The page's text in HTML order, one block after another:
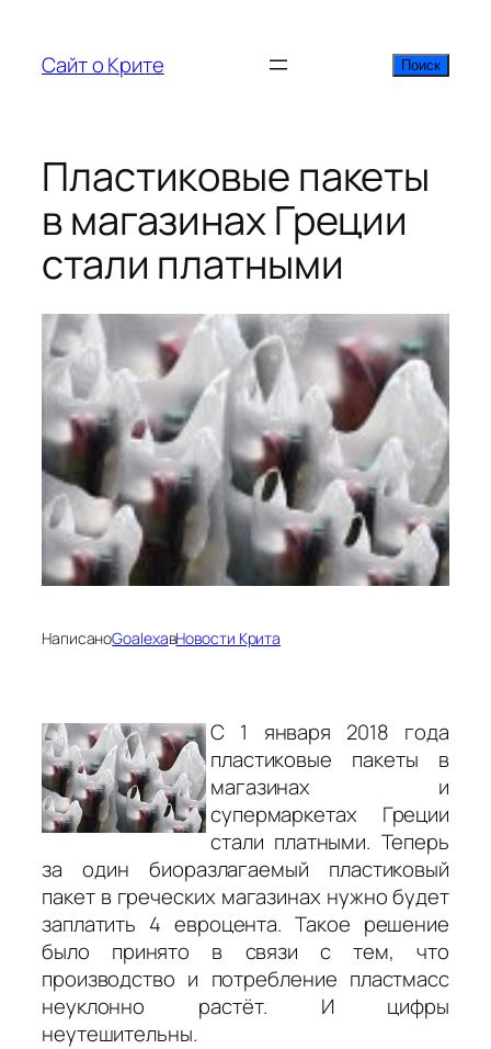
содержимому
Сайт о Крите Поиск
Поиск
Пластиковые пакеты
в магазинах Греции
стали платными
НаписаноGoalexaвНовости Крита
С 1 января 2018 года
пластиковые пакеты в
магазинах и
супермаркетах Греции
стали платными. Теперь
за один биоразлагаемый пластиковый
пакет в греческих магазинах нужно будет
заплатить 4 евроцента. Такое решение
было принято в связи с тем, что
производство и потребление пластмасс
неуклонно растёт. И цифры
неутешительны.